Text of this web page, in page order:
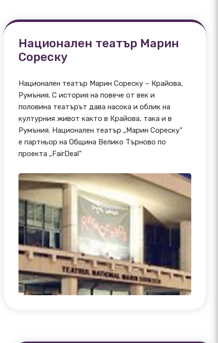
Национален театър Марин
Сореску
Национален театър Марин Сореску – Крайова,
Румъния. С история на повече от век и
половина театърът дава насока и облик на
културния живот както в Крайова, така и в
Румъния. Национален театър „Марин Сореску“
е партньор на Община Велико Търново по
проекта „FairDeal“